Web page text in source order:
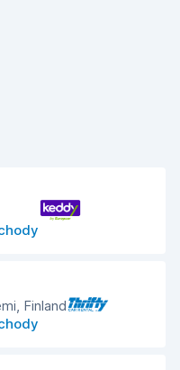
Finland